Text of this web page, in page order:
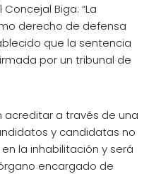
Biga: “La
derecho de defensa
que la sentencia
por un tribunal de
a través de una
y candidatas no
la inhabilitación y será
encargado de